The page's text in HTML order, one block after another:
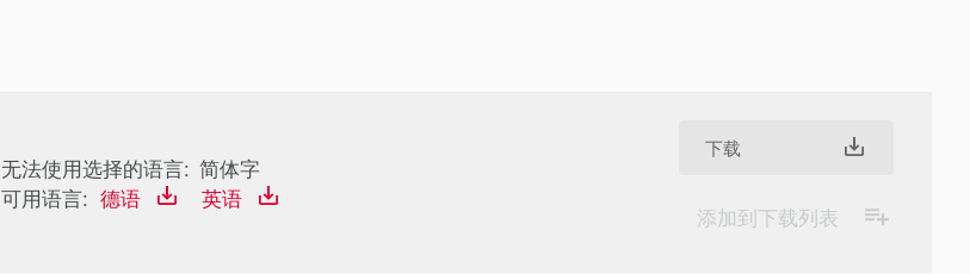
无法使用选择的语言: 简体字
可用语言: 德语 英语
下载
添加到下载列表